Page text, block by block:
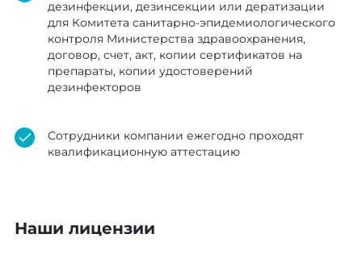
дезинфекции, дезинсекции или дератизации
для Комитета санитарно-эпидемиологического
контроля Министерства здравоохранения,
договор, счет, акт, копии сертификатов на
препараты, копии удостоверений
дезинфекторов
Сотрудники компании ежегодно проходят
квалификационную аттестацию
Наши лицензии